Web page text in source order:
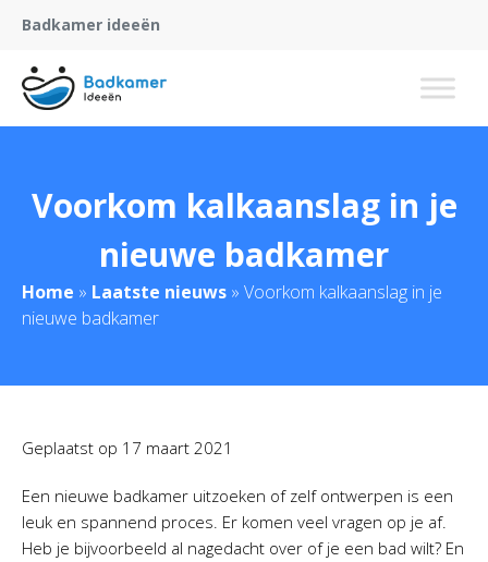
Badkamer ideeën
Voorkom kalkaanslag in je
nieuwe badkamer
Home » Laatste nieuws » Voorkom kalkaanslag in je
nieuwe badkamer
Geplaatst op 17 maart 2021
Een nieuwe badkamer uitzoeken of zelf ontwerpen is een
leuk en spannend proces. Er komen veel vragen op je af.
Heb je bijvoorbeeld al nagedacht over of je een bad wilt? En